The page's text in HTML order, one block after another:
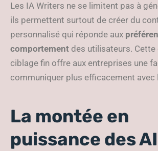
Les IA Writers ne se limitent pas à
ils permettent surtout de créer du
personnalisé qui réponde aux
comportement des utilisateurs.
ciblage fin offre aux entreprises une
communiquer plus efficacement avec
La montée en
puissance des AI